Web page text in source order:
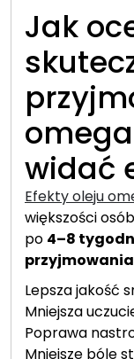
Jak
widać
Efekty oleju
większości
po 4–8
przyjmowania
Lepsza jakość
Mniejsza
Poprawa
Mniejsze bóle